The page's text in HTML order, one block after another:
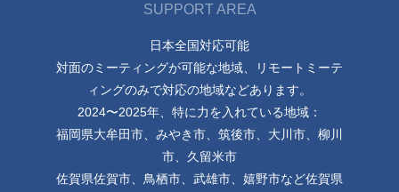
SUPPORT AREA
日本全国対応可能
対面のミーティングが可能な地域、リモートミーテ
ィングのみで対応の地域などあります。
2024〜2025年、特に力を入れている地域：
福岡県大牟田市、みやき市、筑後市、大川市、柳川
市、久留米市
佐賀県佐賀市、鳥栖市、武雄市、嬉野市など佐賀県